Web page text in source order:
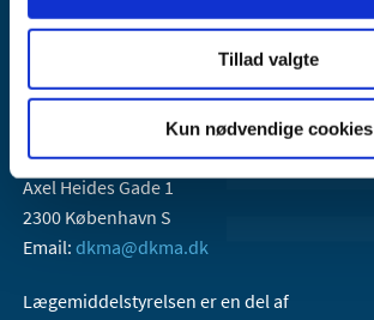
Tillad valgte
Kun nødvendige cookies
Lægemiddelstyrelsen
Axel Heides Gade 1
2300 København S
Email: dkma@dkma.dk
Lægemiddelstyrelsen er en del af